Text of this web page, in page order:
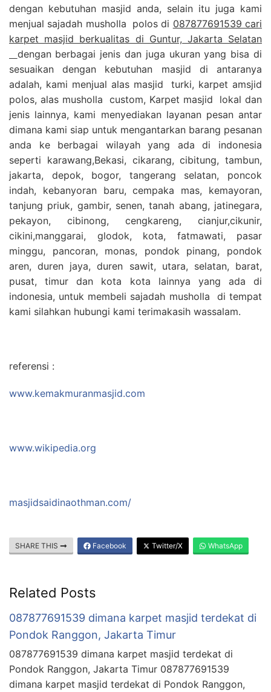
dengan kebutuhan masjid anda, selain itu juga kami
menjual sajadah musholla polos di 087877691539 cari
karpet masjid berkualitas di Guntur, Jakarta Selatan
dengan berbagai jenis dan juga ukuran yang bisa di
sesuaikan dengan kebutuhan masjid di antaranya
adalah, kami menjual alas masjid turki, karpet amsjid
polos, alas musholla custom, Karpet masjid lokal dan
jenis lainnya, kami menyediakan layanan pesan antar
dimana kami siap untuk mengantarkan barang pesanan
anda ke berbagai wilayah yang ada di indonesia
seperti karawang,Bekasi, cikarang, cibitung, tambun,
jakarta, depok, bogor, tangerang selatan, poncok
indah, kebanyoran baru, cempaka mas, kemayoran,
tanjung priuk, gambir, senen, tanah abang, jatinegara,
pekayon, cibinong, cengkareng, cianjur,cikunir,
cikini,manggarai, glodok, kota, fatmawati, pasar
minggu, pancoran, monas, pondok pinang, pondok
aren, duren jaya, duren sawit, utara, selatan, barat,
pusat, timur dan kota kota lainnya yang ada di
indonesia, untuk membeli sajadah musholla di tempat
kami silahkan hubungi kami terimakasih wassalam.
referensi :
www.kemakmuranmasjid.com
www.wikipedia.org
masjidsaidinaothman.com/
SHARE THIS Facebook Twitter/X WhatsApp
Related Posts
087877691539 dimana karpet masjid terdekat di
Pondok Ranggon, Jakarta Timur
087877691539 dimana karpet masjid terdekat di
Pondok Ranggon, Jakarta Timur 087877691539
dimana karpet masjid terdekat di Pondok Ranggon,